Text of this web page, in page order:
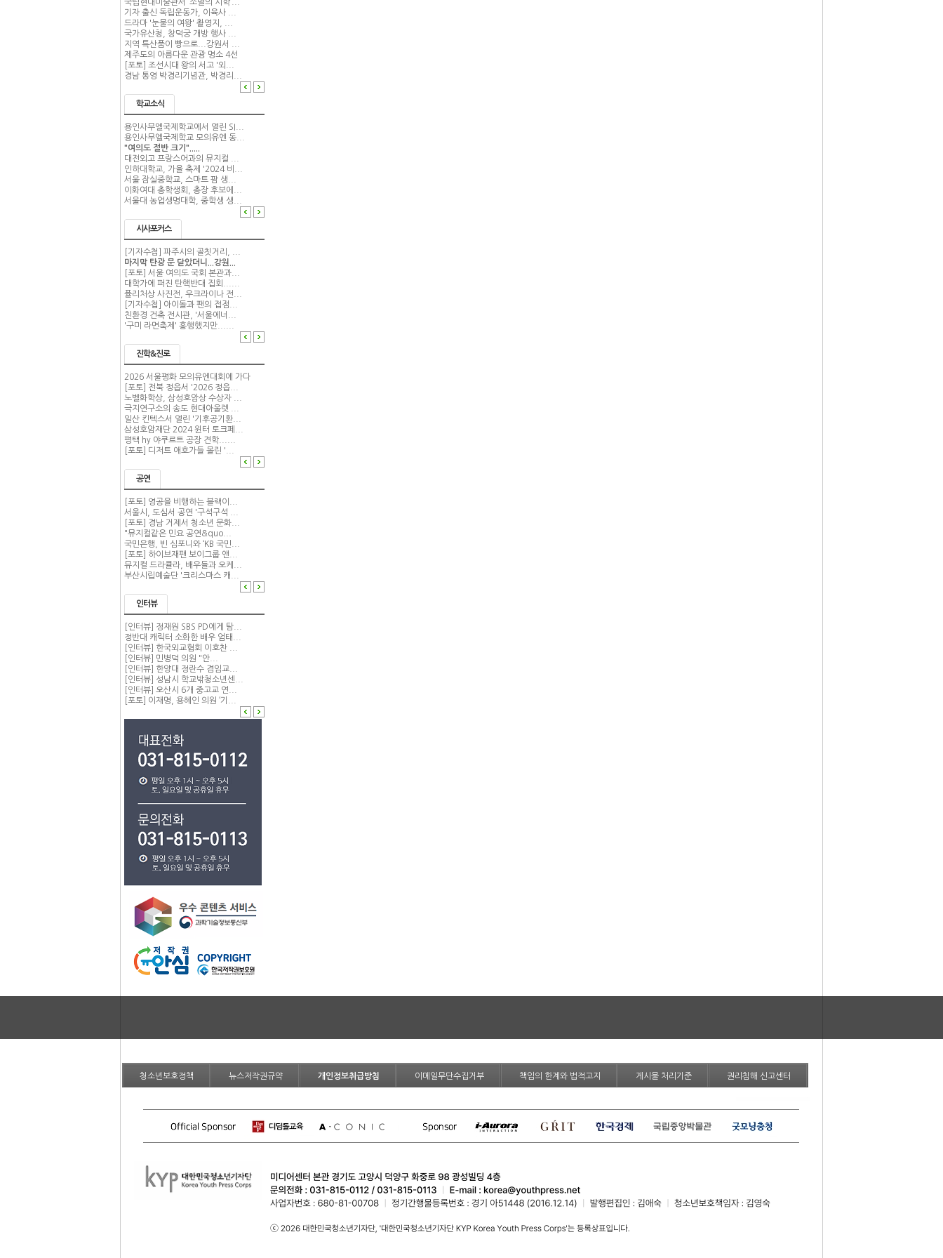
국립현대미술관서 ‘소멸의 시학’...
기자 출신 독립운동가, 이육사 ...
드라마 '눈물의 여왕' 촬영지, ...
국가유산청, 창덕궁 개방 행사 ...
지역 특산품이 빵으로...강원서 ...
제주도의 아름다운 관광 명소 4선
[포토] 조선시대 왕의 서고 '외...
경남 통영 박경리기념관, 박경리...
학교소식
용인사무엘국제학교에서 열린 SI...
용인사무엘국제학교 모의유엔 동...
"여의도 절반 크기".....
대전외고 프랑스어과의 뮤지컬 ...
인하대학교, 가을 축제 '2024 비...
서울 잠실중학교, 스마트 팜 생...
이화여대 총학생회, 총장 후보에...
서울대 농업생명대학, 중학생 생...
시사포커스
[기자수첩] 파주시의 골칫거리, ...
마지막 탄광 문 닫았더니...강원...
[포토] 서울 여의도 국회 본관과...
대학가에 퍼진 탄핵반대 집회......
퓰리처상 사진전, 우크라이나 전...
[기자수첩] 아이돌과 팬의 접점...
친환경 건축 전시관, '서울에너...
'구미 라면축제' 흥행했지만......
진학&진로
2026 서울평화 모의유엔대회에 가다
[포토] 전북 정읍서 '2026 정읍...
노벨화학상, 삼성호암상 수상자 ...
극지연구소의 송도 현대아울렛 ...
일산 킨텍스서 열린 '기후공기환...
삼성호암재단 2024 윈터 토크페...
평택 hy 야쿠르트 공장 견학......
[포토] 디저트 애호가들 몰린 '...
공연
[포토] 영공을 비행하는 블랙이...
서울시, 도심서 공연 '구석구석 ...
[포토] 경남 거제서 청소년 문화...
"뮤지컬같은 민요 공연&quo...
국민은행, 빈 심포니와 ‘KB 국민...
[포토] 하이브재팬 보이그룹 앤...
뮤지컬 드라큘라, 배우들과 오케...
부산시립예술단 '크리스마스 캐...
인터뷰
[인터뷰] 정재원 SBS PD에게 탐...
정반대 캐릭터 소화한 배우 엄태...
[인터뷰] 한국외교협회 이호찬 ...
[인터뷰] 민병덕 의원 "안...
[인터뷰] 한양대 정란수 겸임교...
[인터뷰] 성남시 학교밖청소년센...
[인터뷰] 오산시 6개 중고교 연...
[포토] 이재명, 용혜인 의원 ‘기...
청소년보호정책 뉴스저작권규약 개인정보취급방침 이메일무단수집거부 책임의 한계와 법적고지 게시물 처리기준 권리침해 신고센터